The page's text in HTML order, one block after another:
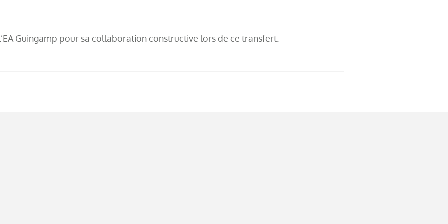
Guingamp pour sa collaboration constructive lors de ce transfert.